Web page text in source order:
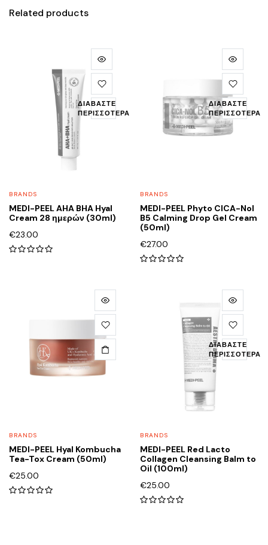
Related products
ΔΙΑΒΆΣΤΕ
ΠΕΡΙΣΣΌΤΕΡΑ
BRANDS
MEDI-PEEL AHA BHA Hyal
Cream 28 ημερών (30ml)
€23.00
ΔΙΑΒΆΣΤΕ
ΠΕΡΙΣΣΌΤΕΡΑ
BRANDS
MEDI-PEEL Phyto CICA-Nol
B5 Calming Drop Gel Cream
(50ml)
€27.00
BRANDS
MEDI-PEEL Hyal Kombucha
Tea-Tox Cream (50ml)
€25.00
ΔΙΑΒΆΣΤΕ
ΠΕΡΙΣΣΌΤΕΡΑ
BRANDS
MEDI-PEEL Red Lacto
Collagen Cleansing Balm to
Oil (100ml)
€25.00